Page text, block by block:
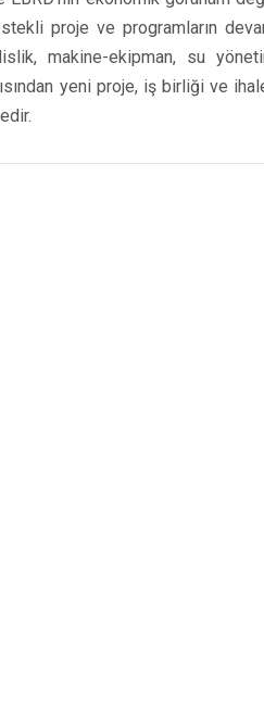
proje ve programların
makine-ekipman, su
yeni proje, iş birliği ve